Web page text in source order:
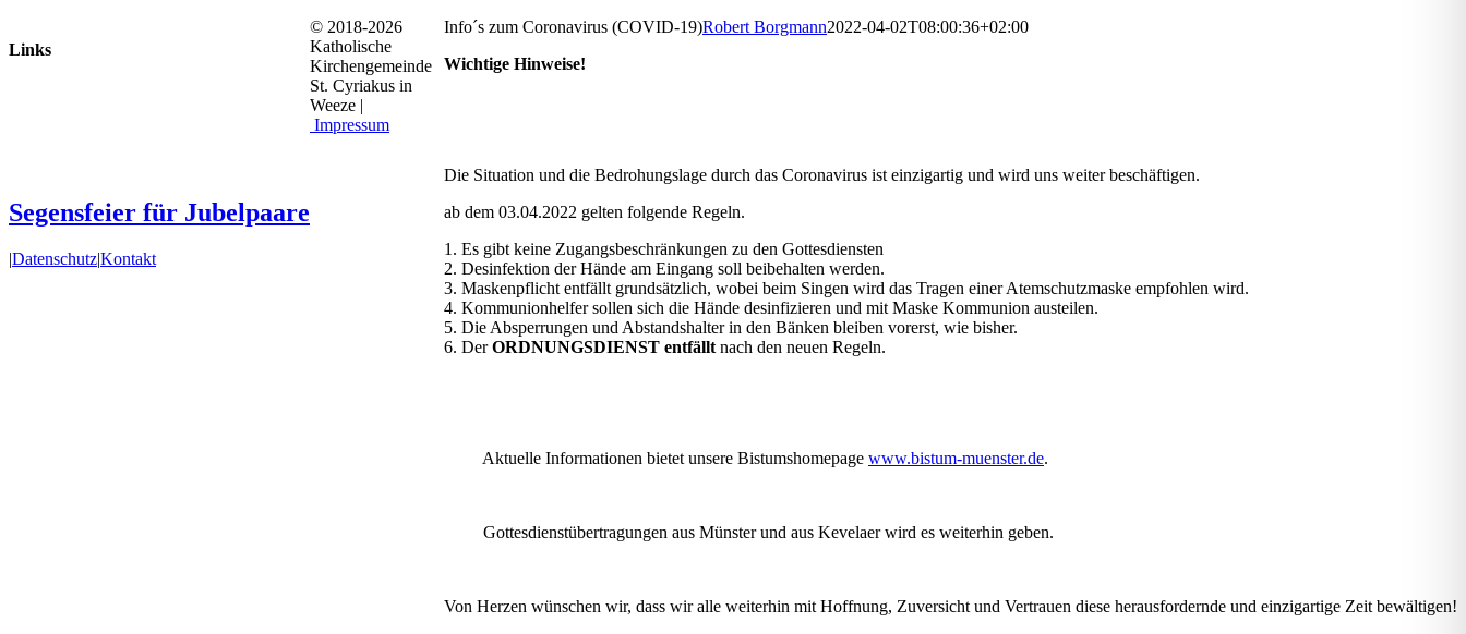
Info´s zum Coronavirus (COVID-19)Robert Borgmann2022-04-02T08:00:36+02:00
Wichtige Hinweise!
Die Situation und die Bedrohungslage durch das Coronavirus ist einzigartig und wird uns weiter beschäftigen.
ab dem 03.04.2022 gelten folgende Regeln.
1. Es gibt keine Zugangsbeschränkungen zu den Gottesdiensten
2. Desinfektion der Hände am Eingang soll beibehalten werden.
3. Maskenpflicht entfällt grundsätzlich, wobei beim Singen wird das Tragen einer Atemschutzmaske empfohlen wird.
4. Kommunionhelfer sollen sich die Hände desinfizieren und mit Maske Kommunion austeilen.
5. Die Absperrungen und Abstandshalter in den Bänken bleiben vorerst, wie bisher.
6. DerORDNUNGSDIENST entfällt nach den neuen Regeln.
Aktuelle Informationen bietet unsere Bistumshomepage www.bistum-muenster.de.
Gottesdienstübertragungen aus Münster und aus Kevelaer wird es weiterhin geben.
Von Herzen wünschen wir, dass wir alle weiterhin mit Hoffnung, Zuversicht und Vertrauen diese herausfordernde und einzigartige Zeit bewältigen!
Links
Segensfeier für Jubelpaare
© 2018-2026
Katholische
Kirchengemeinde
St. Cyriakus in
Weeze |
Impressum
|Datenschutz|Kontakt